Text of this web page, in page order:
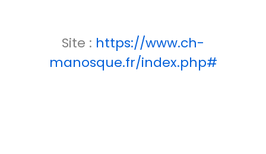
Site : https://www.ch-
manosque.fr/index.php#